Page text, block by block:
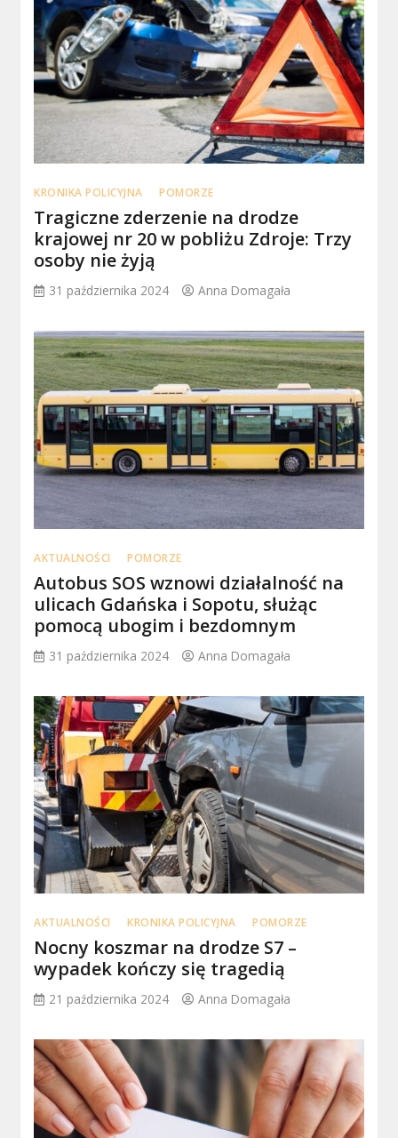
KRONIKA POLICYJNA POMORZE
Tragiczne zderzenie na drodze
krajowej nr 20 w pobliżu Zdroje: Trzy
osoby nie żyją
31 października 2024 Anna Domagała
AKTUALNOŚCI POMORZE
Autobus SOS wznowi działalność na
ulicach Gdańska i Sopotu, służąc
pomocą ubogim i bezdomnym
31 października 2024 Anna Domagała
AKTUALNOŚCI KRONIKA POLICYJNA POMORZE
Nocny koszmar na drodze S7 –
wypadek kończy się tragedią
21 października 2024 Anna Domagała